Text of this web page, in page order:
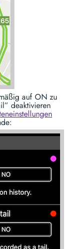
auf ON zu
deaktivieren